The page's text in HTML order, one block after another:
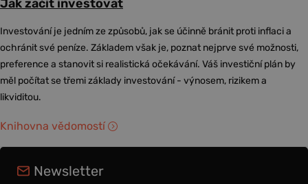
Jak začít investovat
Investování je jedním ze způsobů, jak se účinně bránit proti inflaci a
ochránit své peníze. Základem však je, poznat nejprve své možnosti,
preference a stanovit si realistická očekávání. Váš investiční plán by
měl počítat se třemi základy investování - výnosem, rizikem a
likviditou.
Knihovna vědomostí
Newsletter